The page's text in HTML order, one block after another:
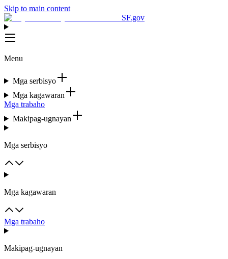
Skip to main content
SF.gov
Menu
Mga serbisyo
Mga kagawaran
Mga trabaho
Makipag-ugnayan
Mga serbisyo
Mga kagawaran
Mga trabaho
Makipag-ugnayan